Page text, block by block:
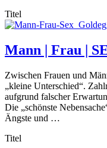
Titel
Mann | Frau |
Zwischen Frauen und
„kleine Unterschied“.
aufgrund falscher
Die „schönste
Ängste und …
Titel